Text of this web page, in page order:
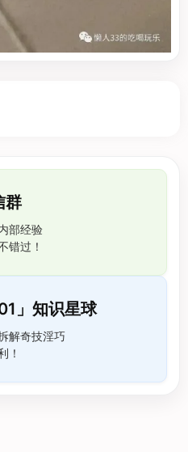
群
部经验
错过！
」知识星球
解奇技淫巧
！